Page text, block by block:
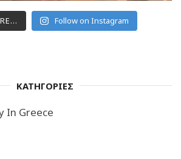
Follow on Instagram
ΚΑΤΗΓΟΡΙΕΣ
In Greece